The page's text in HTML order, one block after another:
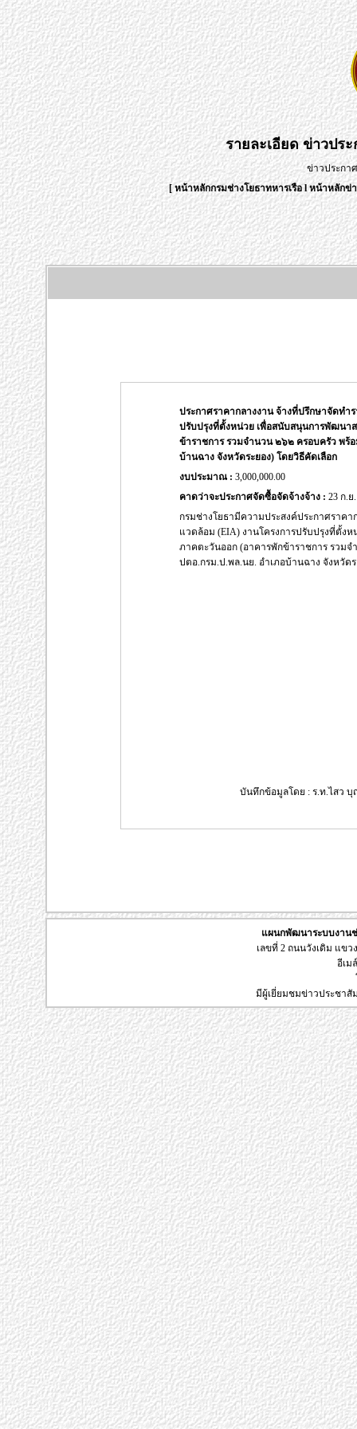
รายละเอียดข่าวปร
ข่าวประกา
[หน้าหลักกรมช่างโยธาทหารเรือlหน้าหลักข่
ประกาศราคากลางงาน จ้างที่ปรึกษาจัดทำ
ปรับปรุงที่ตั้งหน่วย เพื่อสนับสนุนการพัฒนา
ข้าราชการ รวมจำนวน ๒๖๒ ครอบครัว พร้
บ้านฉาง จังหวัดระยอง) โดยวิธีคัดเลือก
งบประมาณ : 3,000,000.00
คาดว่าจะประกาศจัดซื้อจัดจ้างจ้าง : 23 ก.ย
กรมช่างโยธามีความประสงค์ประกาศราค
แวดล้อม (EIA) งานโครงการปรับปรุงที่ตั้ง
ภาคตะวันออก (อาคารพักข้าราชการ รวม
ปตอ.กรม.ป.พล.นย. อำเภอบ้านฉาง จังหวัดร
บันทึกข้อมูลโดย : ร.ท.ไสว บุ
แผนกพัฒนาระบบงานช่
เลขที่ 2 ถนนวังเดิม แขว
อีเม
มีผู้เยี่ยมชมข่าวประชา